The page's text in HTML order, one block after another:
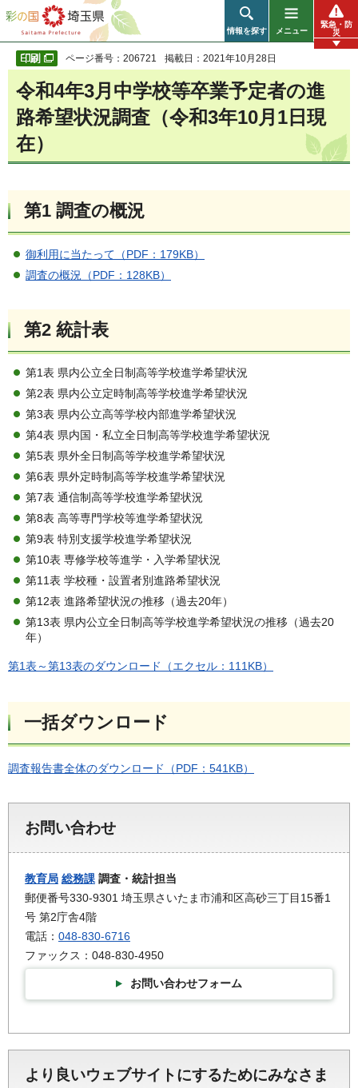
彩の国 埼玉県
情報を探す メニュー
緊急・防
災
ページ番号：206721 掲載日：2021年10月28日
令和4年3月中学校等卒業予定者の進
路希望状況調査（令和3年10月1日現
在）
第1 調査の概況
御利用に当たって（PDF：179KB）
調査の概況（PDF：128KB）
第2 統計表
第1表 県内公立全日制高等学校進学希望状況
第2表 県内公立定時制高等学校進学希望状況
第3表 県内公立高等学校内部進学希望状況
第4表 県内国・私立全日制高等学校進学希望状況
第5表 県外全日制高等学校進学希望状況
第6表 県外定時制高等学校進学希望状況
第7表 通信制高等学校進学希望状況
第8表 高等専門学校等進学希望状況
第9表 特別支援学校進学希望状況
第10表 専修学校等進学・入学希望状況
第11表 学校種・設置者別進路希望状況
第12表 進路希望状況の推移（過去20年）
第13表 県内公立全日制高等学校進学希望状況の推移（過去20
年）
第1表～第13表のダウンロード（エクセル：111KB）
一括ダウンロード
調査報告書全体のダウンロード（PDF：541KB）
お問い合わせ
教育局 総務課 調査・統計担当
郵便番号330-9301 埼玉県さいたま市浦和区高砂三丁目15番1
号 第2庁舎4階
電話： 048-830-6716
ファックス：048-830-4950
お問い合わせフォーム
より良いウェブサイトにするためにみなさま